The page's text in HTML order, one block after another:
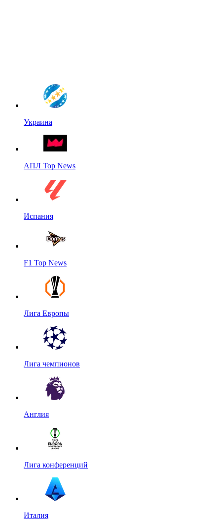
Украина
АПЛ Top News
Испания
F1 Top News
Лига Европы
Лига чемпионов
Англия
Лига конференций
Италия